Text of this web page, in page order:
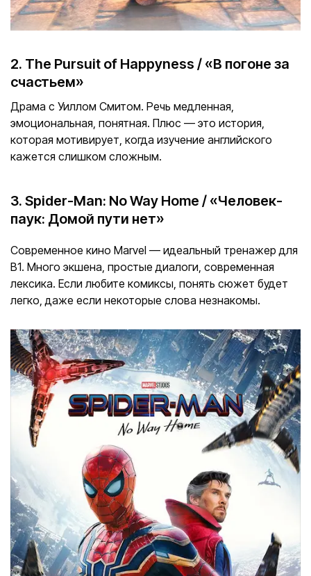
2. The Pursuit of Happyness / «В погоне за
счастьем»
Драма с Уиллом Смитом. Речь медленная,
эмоциональная, понятная. Плюс — это история,
которая мотивирует, когда изучение английского
кажется слишком сложным.
3. Spider-Man: No Way Home / «Человек-
паук: Домой пути нет»
Современное кино Marvel — идеальный тренажер для
B1. Много экшена, простые диалоги, современная
лексика. Если любите комиксы, понять сюжет будет
легко, даже если некоторые слова незнакомы.